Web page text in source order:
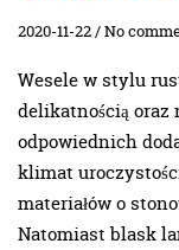
2020-11-22 / No
Wesele w stylu
delikatnością oraz
odpowiednich
klimat
materiałów o
Natomiast blask